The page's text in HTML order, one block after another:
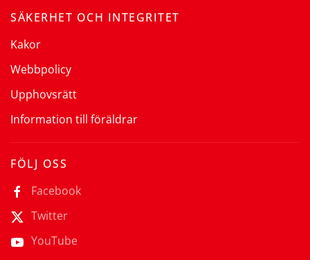
SÄKERHET OCH INTEGRITET
Kakor
Webbpolicy
Upphovsrätt
Information till föräldrar
FÖLJ OSS
Facebook
Twitter
YouTube